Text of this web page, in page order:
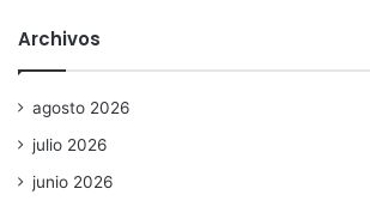
Archivos
agosto 2026
julio 2026
junio 2026